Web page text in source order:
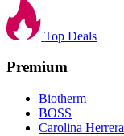
Top Deals
Premium
Biotherm
BOSS
Carolina Herrera